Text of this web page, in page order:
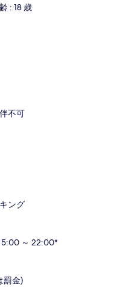
: 18 歳
不可
ング
5:00 ～ 22:00*
罰金)